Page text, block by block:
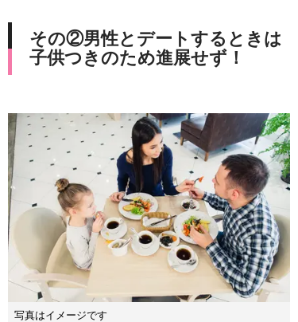
その②男性とデートするときは
子供つきのため進展せず！
写真はイメージです